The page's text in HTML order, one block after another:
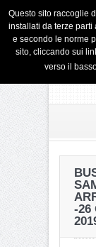
-26
Questo sito raccoglie
installati da terze parti
e secondo le norme
sito, cliccando sui
verso il